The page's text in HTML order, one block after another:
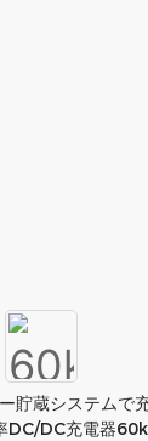
貯蔵システムで
DC/DC充電器